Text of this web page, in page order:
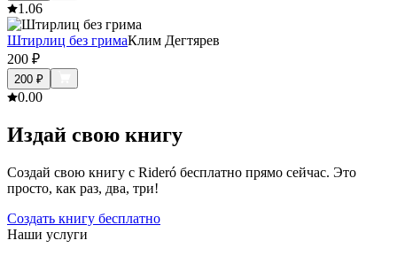
1.06
Штирлиц без гримаКлим Дегтярев
200 ₽
200 ₽
0.00
Издай свою книгу
Создай свою книгу с Rideró бесплатно прямо сейчас. Это
просто, как раз, два, три!
Создать книгу бесплатно
Наши услуги